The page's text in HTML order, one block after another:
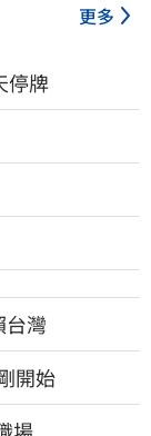
更多
停牌
台灣
開始